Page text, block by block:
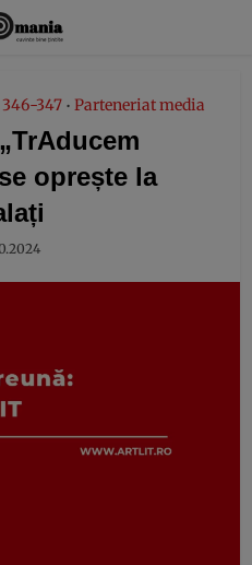
347 • Parteneriat media
oprește la
modal-check